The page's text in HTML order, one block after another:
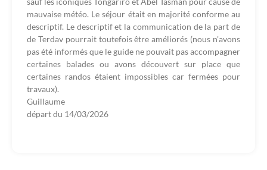
mauvaise météo. Le séjour était en majorité conforme au
descriptif. Le descriptif et la communication de la part de
de Terdav pourrait toutefois être améliorés (nous n'avons
pas été informés que le guide ne pouvait pas accompagner
certaines balades ou avons découvert sur place que
certaines randos étaient impossibles car fermées pour
travaux).
Guillaume
départ du 14/03/2026